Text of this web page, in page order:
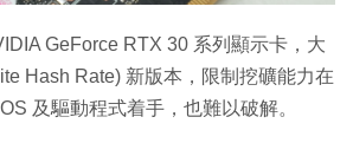
GeForce RTX 30 系列顯示卡，大
Hash Rate) 新版本，限制挖礦能力在
及驅動程式着手，也難以破解。